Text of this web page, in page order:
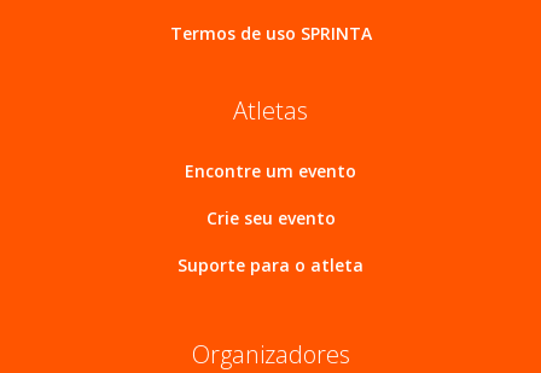
Termos de uso SPRINTA
Atletas
Encontre um evento
Crie seu evento
Suporte para o atleta
Organizadores